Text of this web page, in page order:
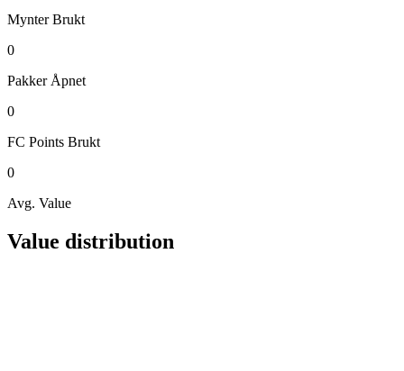
Mynter Brukt
0
Pakker Åpnet
0
FC Points Brukt
0
Avg. Value
Value distribution